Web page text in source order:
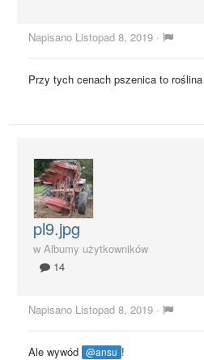
Napisano Listopad 8, 2019 ·
Przy tych cenach pszenica to
pl9.jpg
w Albumy użytkowników
14
Napisano Listopad 8, 2019 ·
Ale wywód @ansu !